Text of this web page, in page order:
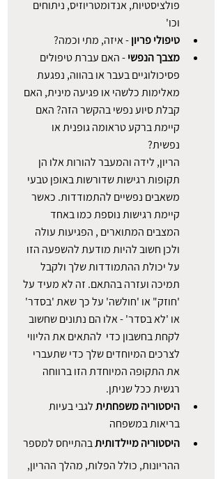
פולציסטיות, אנדומטריוזיס, ניתוחים
וכו'
טיפולי פריון - איזה, מתי וכמה?
מצבך הנפשי - האם עברת טיפולים
פסיכולוגיים בעבר או בהווה, נפגעת
מאלימות כלשהי או פגיעה מינית, האם
קבלת סיוע נפשי בהקשר הזה? האם
קיימת ברקע טראומה גופנית או
נפשית?
הריון, לידה והמעבר להורות אלו הן
תקופות רגישות שדורשות באופן טבעי
משאבים נפשיים להתמודדות. כאשר
קיימת רגישות נוספת כמו באחד
המצבים המתוארים , הפגיעות עולה
ולכן חשוב להיות מודעת להשפעה הזו
על יכולת ההתמודדות שלך ולקבל
תמיכה ועזרה בהתאם. זה לא מעיד על
'חוזק" או 'חולשה' על כך שאת 'בסדר'
או 'לא בסדר' - אלו הם נתונים שחשוב
לקחת בחשבון כדי  להתאים את הליווי
לצרכים המיוחדים שלך כדי שתעברי
את התקופה המיוחדת הזו ברווחה
רגשית ככל שניתן.
היסטוריה משפחתית לגבי בעיות
בריאות במשפחה
היסטוריה מיילדותית בהתייחס למספר
ההריונות, כולל הפלות, מהלך ההריון,